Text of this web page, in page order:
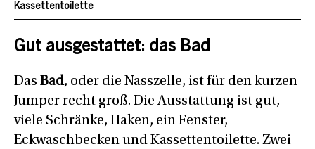
Kassettentoilette
Gut ausgestattet: das Bad
Das Bad, oder die Nasszelle, ist für den kurzen
Jumper recht groß. Die Ausstattung ist gut,
viele Schränke, Haken, ein Fenster,
Eckwaschbecken und Kassettentoilette. Zwei